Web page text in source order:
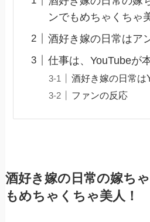
ンでもめちゃくちゃ
酒好き嫁の日常はア
仕事は、YouTubeが
酒好き嫁の日常は
ファンの反応
酒好き嫁の日常の嫁ち
もめちゃくちゃ美人！